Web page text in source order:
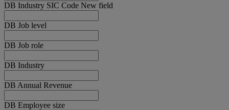
DB Industry SIC Code New field
DB Job level
DB Job role
DB Industry
DB Annual Revenue
DB Employee size